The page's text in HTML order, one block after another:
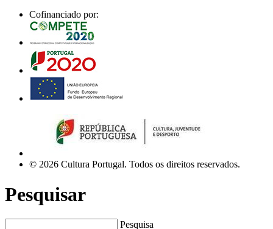
Cofinanciado por:
© 2026 Cultura Portugal. Todos os direitos reservados.
Pesquisar
Pesquisa